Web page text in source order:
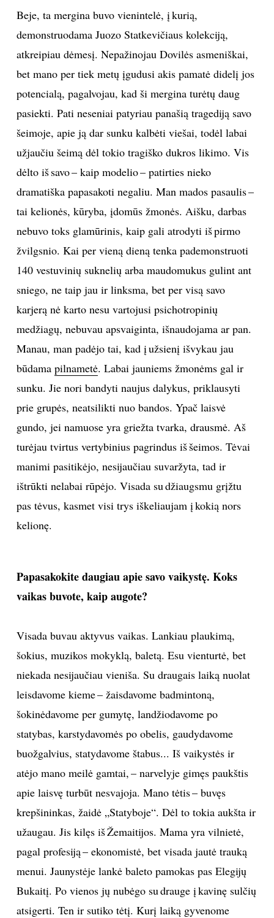
Beje, ta mergina buvo vienintelė, į kurią,
demonstruodama Juozo Statkevičiaus kolekciją,
atkreipiau dėmesį. Nepažinojau Dovilės asmeniškai,
bet mano per tiek metų įgudusi akis pamatė didelį jos
potencialą, pagalvojau, kad ši mergina turėtų daug
pasiekti. Pati neseniai patyriau panašią tragediją savo
šeimoje, apie ją dar sunku kalbėti viešai, todėl labai
užjaučiu šeimą dėl tokio tragiško dukros likimo. Vis
dėlto iš savo – kaip modelio – patirties nieko
dramatiška papasakoti negaliu. Man mados pasaulis –
tai kelionės, kūryba, įdomūs žmonės. Aišku, darbas
nebuvo toks glamūrinis, kaip gali atrodyti iš pirmo
žvilgsnio. Kai per vieną dieną tenka pademonstruoti
140 vestuvinių suknelių arba maudomukus gulint ant
sniego, ne taip jau ir linksma, bet per visą savo
karjerą nė karto nesu vartojusi psichotropinių
medžiagų, nebuvau apsvaiginta, išnaudojama ar pan.
Manau, man padėjo tai, kad į užsienį išvykau jau
būdama pilnametė. Labai jauniems žmonėms gal ir
sunku. Jie nori bandyti naujus dalykus, priklausyti
prie grupės, neatsilikti nuo bandos. Ypač laisvė
gundo, jei namuose yra griežta tvarka, drausmė. Aš
turėjau tvirtus vertybinius pagrindus iš šeimos. Tėvai
manimi pasitikėjo, nesijaučiau suvaržyta, tad ir
ištrūkti nelabai rūpėjo. Visada su džiaugsmu grįžtu
pas tėvus, kasmet visi trys iškeliaujam į kokią nors
kelionę.
Papasakokite daugiau apie savo vaikystę. Koks
vaikas buvote, kaip augote?
Visada buvau aktyvus vaikas. Lankiau plaukimą,
šokius, muzikos mokyklą, baletą. Esu vienturtė, bet
niekada nesijaučiau vieniša. Su draugais laiką nuolat
leisdavome kieme – žaisdavome badmintoną,
šokinėdavome per gumytę, landžiodavome po
statybas, karstydavomės po obelis, gaudydavome
buožgalvius, statydavome štabus... Iš vaikystės ir
atėjo mano meilė gamtai, – narvelyje gimęs paukštis
apie laisvę turbūt nesvajoja. Mano tėtis – buvęs
krepšininkas, žaidė „Statyboje“. Dėl to tokia aukšta ir
užaugau. Jis kilęs iš Žemaitijos. Mama yra vilnietė,
pagal profesiją – ekonomistė, bet visada jautė trauką
menui. Jaunystėje lankė baleto pamokas pas Elegijų
Bukaitį. Po vienos jų nubėgo su drauge į kavinę sulčių
atsigerti. Ten ir sutiko tėtį. Kurį laiką gyvenome